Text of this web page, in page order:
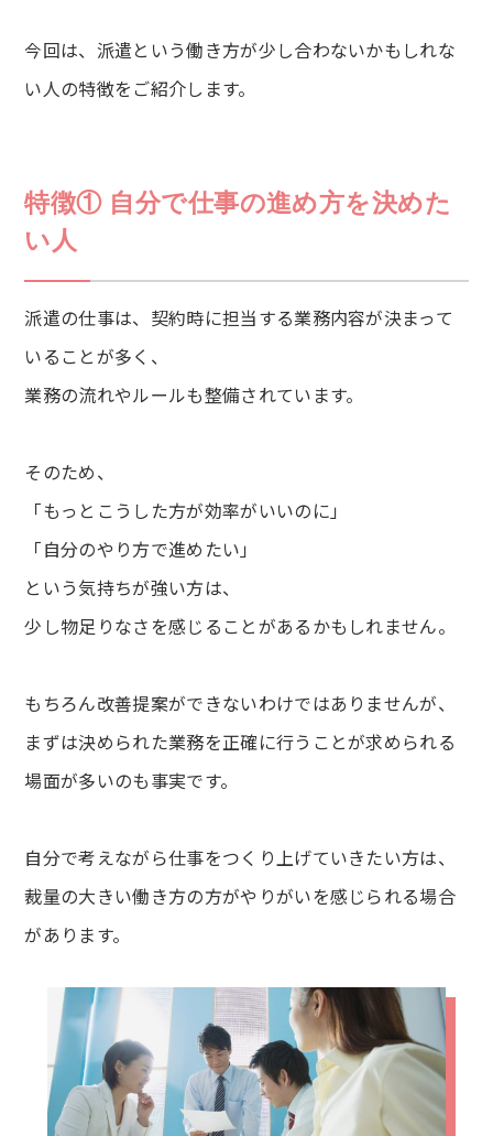
今回は、派遣という働き方が少し合わないかもしれな
い人の特徴をご紹介します。
特徴① 自分で仕事の進め方を決めた
い人
派遣の仕事は、契約時に担当する業務内容が決まって
いることが多く、
業務の流れやルールも整備されています。
そのため、
「もっとこうした方が効率がいいのに」
「自分のやり方で進めたい」
という気持ちが強い方は、
少し物足りなさを感じることがあるかもしれません。
もちろん改善提案ができないわけではありませんが、
まずは決められた業務を正確に行うことが求められる
場面が多いのも事実です。
自分で考えながら仕事をつくり上げていきたい方は、
裁量の大きい働き方の方がやりがいを感じられる場合
があります。